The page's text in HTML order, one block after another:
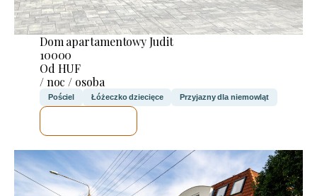
Dom apartamentowy Judit
10000
Od HUF
/ noc / osoba
Pościel Łóżeczko dziecięce Przyjazny dla niemowląt